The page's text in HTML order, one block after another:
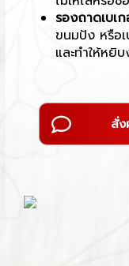
รองถาดเบเ
ขนมปัง หรือ
และทำให้หยิ
สั่ง